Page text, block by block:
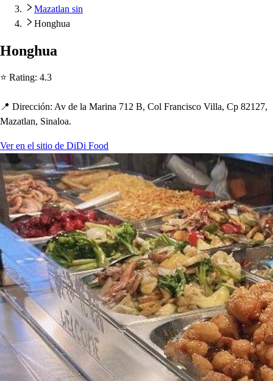
Mazatlan sin
Honghua
Honghua
⭐ Rating: 4.3
📍 Dirección: Av de la Marina 712 B, Col Francisco Villa, Cp 82127,
Mazatlan, Sinaloa.
Ver en el sitio de DiDi Food